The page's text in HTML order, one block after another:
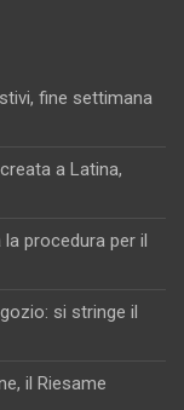
fine settimana
a Latina,
procedura per il
si stringe il
il Riesame